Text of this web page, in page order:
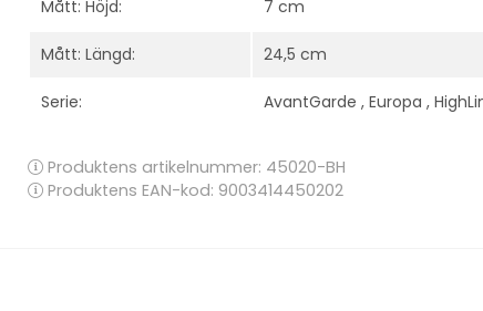
Mått: Höjd: 7 cm
Mått: Längd: 24,5 cm
Serie: AvantGarde , Europa ,
Produktens artikelnummer: 45020-BH
Produktens EAN-kod: 9003414450202